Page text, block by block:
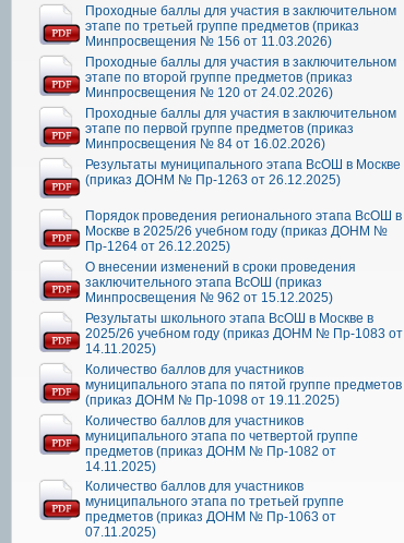
Проходные баллы для участия в заключительном
этапе по третьей группе предметов (приказ
Минпросвещения № 156 от 11.03.2026)
Проходные баллы для участия в заключительном
этапе по второй группе предметов (приказ
Минпросвещения № 120 от 24.02.2026)
Проходные баллы для участия в заключительном
этапе по первой группе предметов (приказ
Минпросвещения № 84 от 16.02.2026)
Результаты муниципального этапа ВсОШ в Москве
(приказ ДОНМ № Пр-1263 от 26.12.2025)
Порядок проведения регионального этапа ВсОШ в
Москве в 2025/26 учебном году (приказ ДОНМ №
Пр-1264 от 26.12.2025)
О внесении изменений в сроки проведения
заключительного этапа ВсОШ (приказ
Минпросвещения № 962 от 15.12.2025)
Результаты школьного этапа ВсОШ в Москве в
2025/26 учебном году (приказ ДОНМ № Пр-1083 от
14.11.2025)
Количество баллов для участников
муниципального этапа по пятой группе предметов
(приказ ДОНМ № Пр-1098 от 19.11.2025)
Количество баллов для участников
муниципального этапа по четвертой группе
предметов (приказ ДОНМ № Пр-1082 от
14.11.2025)
Количество баллов для участников
муниципального этапа по третьей группе
предметов (приказ ДОНМ № Пр-1063 от
07.11.2025)